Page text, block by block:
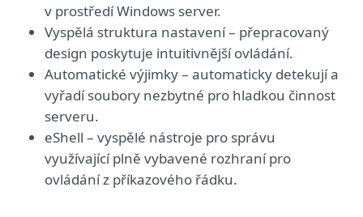
v prostředí Windows server.
Vyspělá struktura nastavení – přepracovaný
design poskytuje intuitivnější ovládání.
Automatické výjimky – automaticky detekují a
vyřadí soubory nezbytné pro hladkou činnost
serveru.
eShell – vyspělé nástroje pro správu
využívající plně vybavené rozhraní pro
ovládání z příkazového řádku.